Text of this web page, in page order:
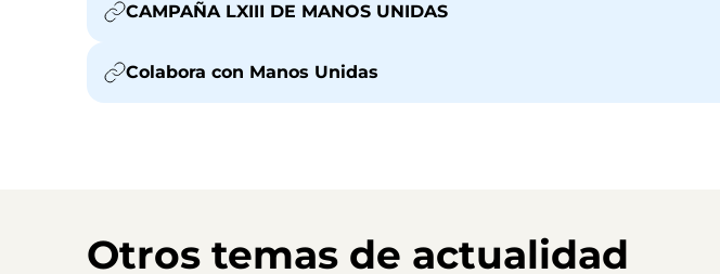
CAMPAÑA LXIII DE MANOS UNIDAS
Colabora con Manos Unidas
Otros temas de actualidad